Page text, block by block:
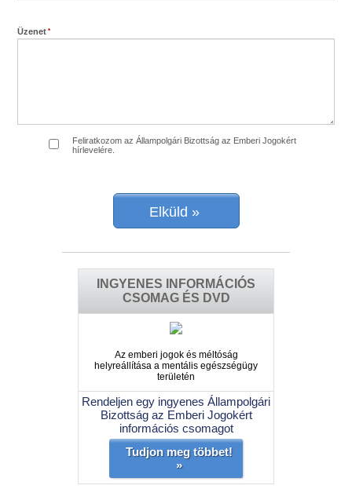
Üzenet
Feliratkozom az Állampolgári Bizottság az Emberi Jogokért
hírlevelére.
Elküld »
INGYENES INFORMÁCIÓS
CSOMAG ÉS DVD
Az emberi jogok és méltóság
helyreállítása a mentális egészségügy
területén
Rendeljen egy ingyenes Állampolgári
Bizottság az Emberi Jogokért
információs csomagot
Tudjon meg többet!
»